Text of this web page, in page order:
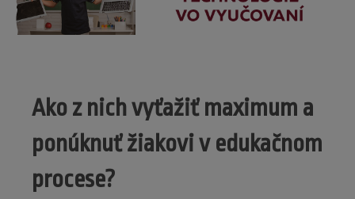
Ako z nich vyťažiť maximum a
ponúknuť žiakovi v edukačnom
procese?